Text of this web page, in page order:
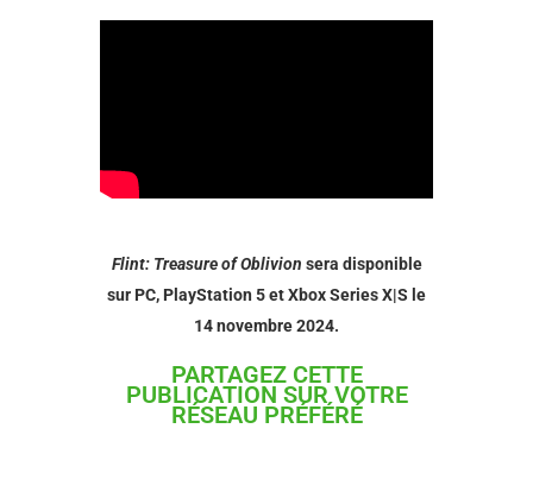
Flint: Treasure of Oblivion sera disponible
sur PC, PlayStation 5 et Xbox Series X|S le
14 novembre 2024.
PARTAGEZ CETTE
PUBLICATION SUR VOTRE
RÉSEAU PRÉFÉRÉ